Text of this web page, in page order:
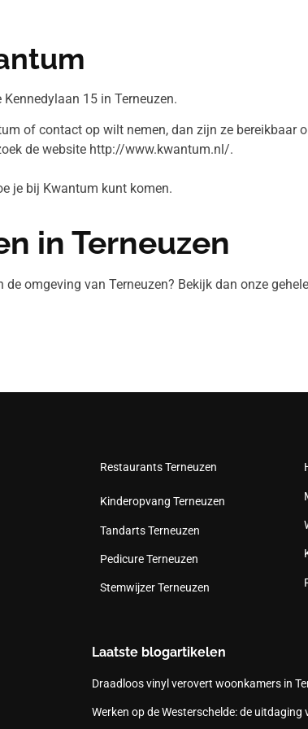
15 in Terneuzen.
of contact op wilt nemen, dan zijn ze bereikbaar
de website http://www.kwantum.nl/.
je bij Kwantum kunt komen.
in Terneuzen
omgeving van Terneuzen? Bekijk dan onze gehele
Restaurants Terneuzen
Kinderopvang Terneuzen
Tandarts Terneuzen
Pedicure Terneuzen
Stemwijzer Terneuzen
Laatste blogartikelen
Draadloos vinyl verovert woonkamers in
Werken op de Westerschelde: de uitdaging